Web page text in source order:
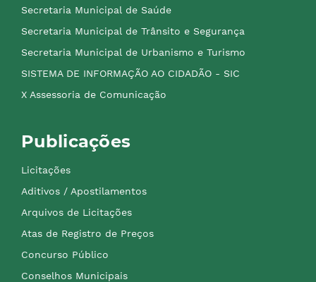
Secretaria Municipal de Saúde
Secretaria Municipal de Trânsito e Segurança
Secretaria Municipal de Urbanismo e Turismo
SISTEMA DE INFORMAÇÃO AO CIDADÃO - SIC
X Assessoria de Comunicação
Publicações
Licitações
Aditivos / Apostilamentos
Arquivos de Licitações
Atas de Registro de Preços
Concurso Público
Conselhos Municipais